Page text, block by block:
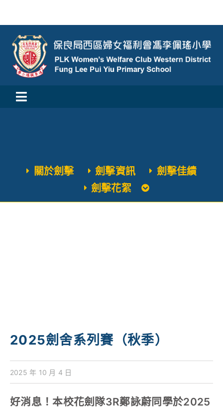
content
Toggle
學與教
校風及學生支援
關於劍擊 劍擊資訊
劍擊佳績
劍擊花絮
2025劍舍系列賽（秋季）
2025 年 10 月 4 日
好消息！本校花劍隊3R鄭詠蔚同學於2025